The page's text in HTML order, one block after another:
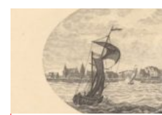
formaat. Want al snel werd de
het ging lonen toch bier te
afzetmarkt was immers
haven. Een goed voorbeeld van
voor de export werkte was